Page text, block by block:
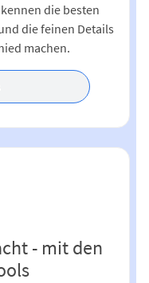
die besten
die feinen Details
machen.
- mit den